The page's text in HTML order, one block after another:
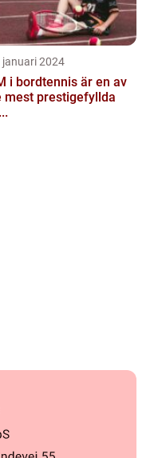
januari 2024
i bordtennis är en av
mest prestigefyllda